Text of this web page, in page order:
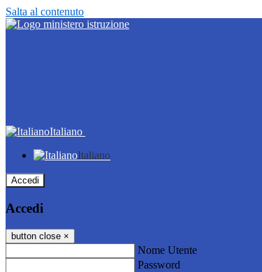
Salta al contenuto
Italiano
Italiano
Accedi
Accedi
button close ×
Nome Utente
Password